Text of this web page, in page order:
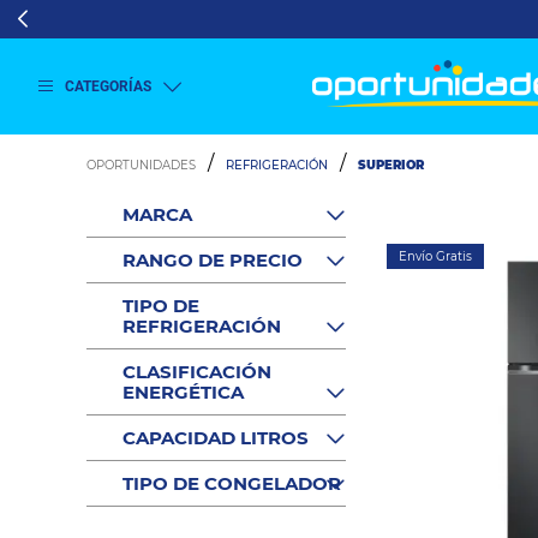
CATEGORÍAS
Secado
Refrigeración
Comercial
Televisión
Climatización
Colchones
más
Cocina
Tecnología
ElectroHogar
REFRIGERACIÓN SUPERIOR
MARCA
RANGO DE PRECIO
TIPO DE
REFRIGERACIÓN
CLASIFICACIÓN
ENERGÉTICA
CAPACIDAD LITROS
TIPO DE CONGELADOR
Veja
Envío Gratis